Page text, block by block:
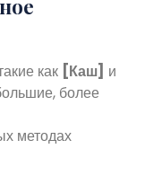
как [Каш] и
более
методах